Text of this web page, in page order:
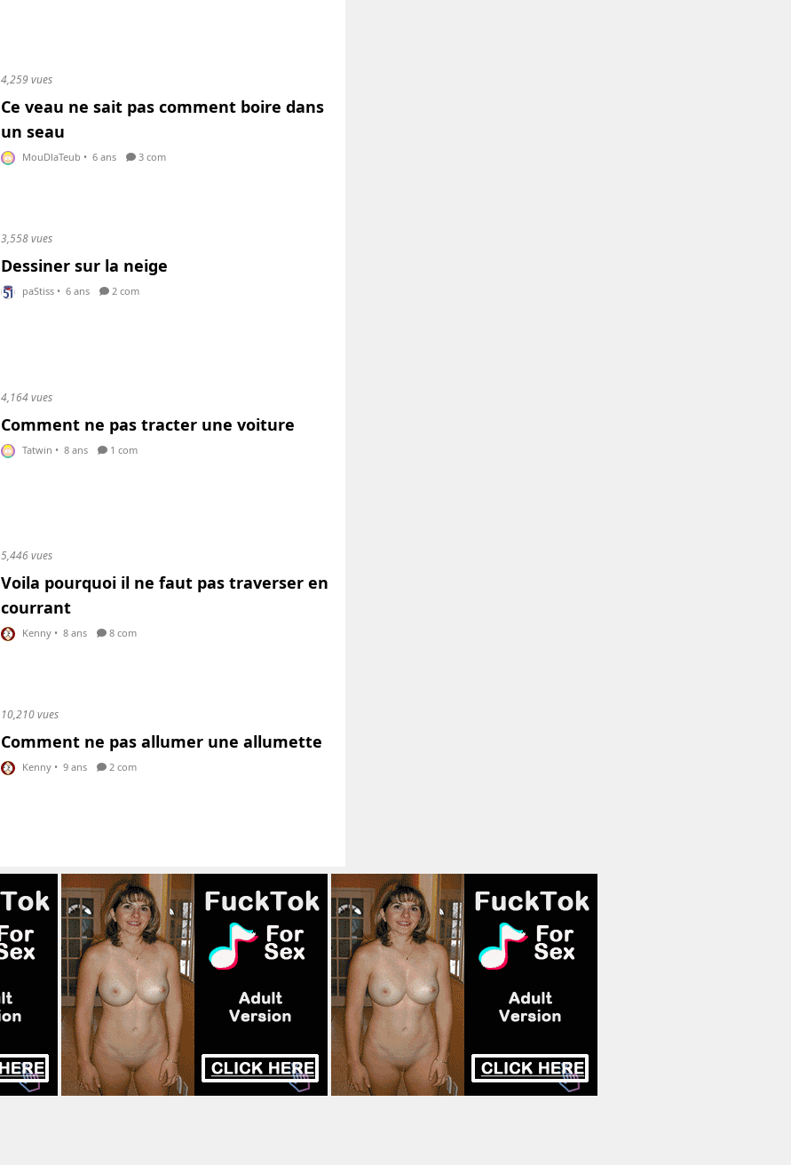
4,259 vues
Ce veau ne sait pas comment boire dans
un seau
MouDlaTeub • 6 ans 3 com
3,558 vues
Dessiner sur la neige
paStiss • 6 ans 2 com
4,164 vues
Comment ne pas tracter une voiture
Tatwin • 8 ans 1 com
5,446 vues
Voila pourquoi il ne faut pas traverser en
courrant
Kenny • 8 ans 8 com
10,210 vues
Comment ne pas allumer une allumette
Kenny • 9 ans 2 com